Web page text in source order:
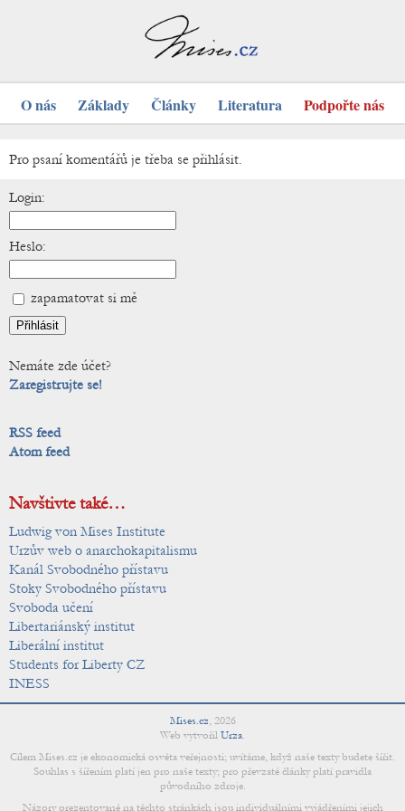
O nás Základy Články Literatura Podpořte nás
Pro psaní komentářů je třeba se přihlásit.
Login:
Heslo:
zapamatovat si mě
Nemáte zde účet?
Zaregistrujte se!
RSS feed
Atom feed
Navštivte také…
Ludwig von Mises Institute
Urzův web o anarchokapitalismu
Kanál Svobodného přístavu
Stoky Svobodného přístavu
Svoboda učení
Libertariánský institut
Liberální institut
Students for Liberty CZ
INESS
Mises.cz, 2026
Web vytvořil Urza.
Cílem Mises.cz je ekonomická osvěta veřejnosti; uvítáme, když naše texty budete šířit.
Souhlas s šířením platí jen pro naše texty; pro převzaté články platí pravidla
původního zdroje.
Názory prezentované na těchto stránkách jsou individuálními vyjádřeními jejich